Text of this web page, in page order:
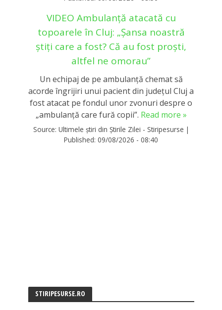
VIDEO Ambulanță atacată cu
topoarele în Cluj: „Șansa noastră
știți care a fost? Că au fost proști,
altfel ne omorau”
Un echipaj de pe ambulanță chemat să
acorde îngrijiri unui pacient din județul Cluj a
fost atacat pe fondul unor zvonuri despre o
„ambulanţă care fură copii”. Read more »
Source: Ultimele știri din Știrile Zilei - Stiripesurse |
Published: 09/08/2026 - 08:40
STIRIPESURSE.RO